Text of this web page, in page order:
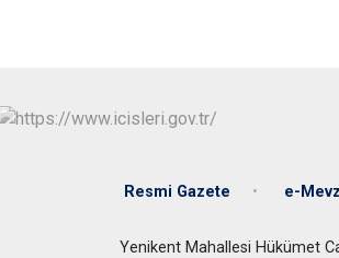
Resmi Gazete e-
Yenikent Mahallesi Hükümet